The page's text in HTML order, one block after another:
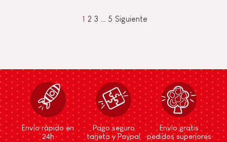
1 2 3 5 Siguiente
Envío rápido en
24h
Pago seguro
tarjeta y Paypal
Envío gratis
pedidos superiores